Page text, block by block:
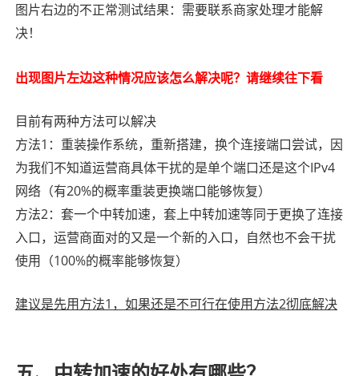
图片右边的不正常测试结果：需要联系商家处理才能解
决！
出现图片左边这种情况应该怎么解决呢？请继续往下看
目前有两种方法可以解决
方法1：重装操作系统，重新搭建，换个连接端口尝试，因
为我们不知道运营商具体干扰的是单个端口还是这个IPv4
网络（有20%的概率重装更换端口能够恢复）
方法2：套一个中转加速，套上中转加速等同于更换了连接
入口，运营商面对的又是一个新的入口，自然也不会干扰
使用（100%的概率能够恢复）
建议是先用方法1，如果还是不可行在使用方法2彻底解决